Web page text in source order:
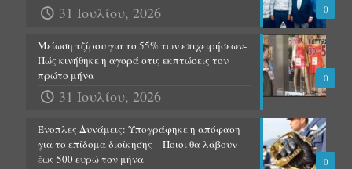
0
31 Ιουλίου, 2026
0
Μείωση τζίρου για το 55% των επιχειρήσεων-
Πώς κινήθηκε η αγορά στις εκπτώσεις τον
πρώτο μήνα
31 Ιουλίου, 2026
0
Ένοπλες Δυνάμεις: Υπογράφηκε η απόφαση
για το επίδομα διοίκησης – Ποιοι θα λάβουν
έως 500 ευρώ τον μήνα